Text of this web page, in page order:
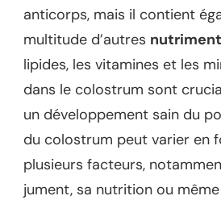
anticorps, mais il contient
multitude d’autres
lipides, les vitamines et les
dans le colostrum sont
un développement sain du
du colostrum peut varier en
plusieurs facteurs,
jument, sa nutrition ou